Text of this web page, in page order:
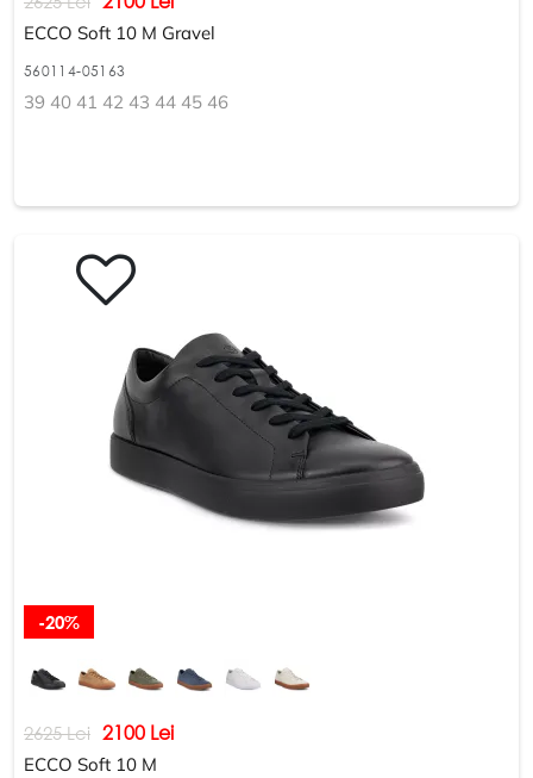
ECCO Soft 10 M Gravel
560114-05163
39 40 41 42 43 44 45 46
-20%
2625 Lei 2100 Lei
ECCO Soft 10 M